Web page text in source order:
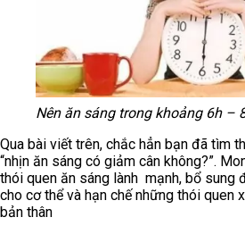
Nên ăn sáng trong khoảng 6h –
Qua bài viết trên, chắc hẳn bạn đã tìm
“nhịn ăn sáng có giảm cân không?”.
thói quen ăn sáng lành mạnh, bổ sung
cho cơ thể và hạn chế những thói quen
bản thân